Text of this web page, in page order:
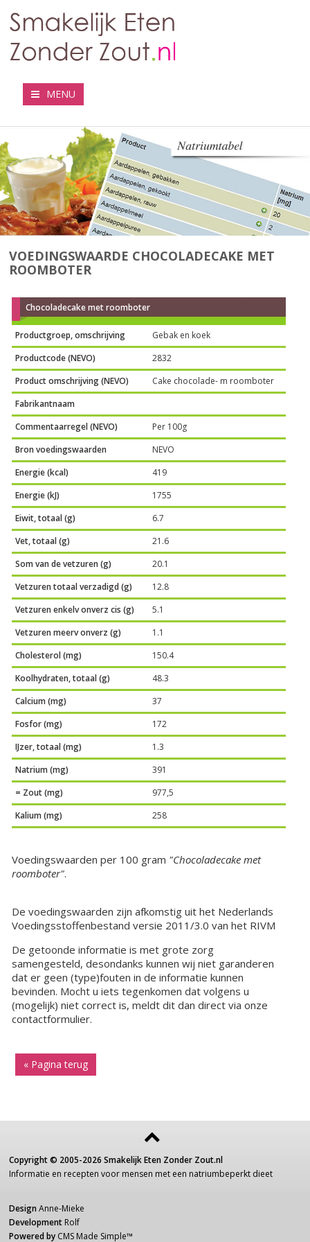
MENU
VOEDINGSWAARDE CHOCOLADECAKE MET
ROOMBOTER
Chocoladecake met roomboter
Productgroep, omschrijving
Gebak en koek
Productcode (NEVO)
2832
Product omschrijving (NEVO)
Cake chocolade- m roomboter
Fabrikantnaam
Commentaarregel (NEVO)
Per 100g
Bron voedingswaarden
NEVO
Energie (kcal)
419
Energie (kJ)
1755
Eiwit, totaal (g)
6.7
Vet, totaal (g)
21.6
Som van de vetzuren (g)
20.1
Vetzuren totaal verzadigd (g)
12.8
Vetzuren enkelv onverz cis (g)
5.1
Vetzuren meerv onverz (g)
1.1
Cholesterol (mg)
150.4
Koolhydraten, totaal (g)
48.3
Calcium (mg)
37
Fosfor (mg)
172
IJzer, totaal (mg)
1.3
Natrium (mg)
391
= Zout (mg)
977,5
Kalium (mg)
258
Voedingswaarden per 100 gram "Chocoladecake met
roomboter".
De voedingswaarden zijn afkomstig uit het Nederlands
Voedingsstoffenbestand versie 2011/3.0 van het RIVM
De getoonde informatie is met grote zorg
samengesteld, desondanks kunnen wij niet garanderen
dat er geen (type)fouten in de informatie kunnen
bevinden. Mocht u iets tegenkomen dat volgens u
(mogelijk) niet correct is, meldt dit dan direct via onze
contactformulier.
« Pagina terug
Copyright © 2005-2026 Smakelijk Eten Zonder Zout.nl
Informatie en recepten voor mensen met een natriumbeperkt dieet
Design Anne-Mieke
Development Rolf
Powered by CMS Made Simple™